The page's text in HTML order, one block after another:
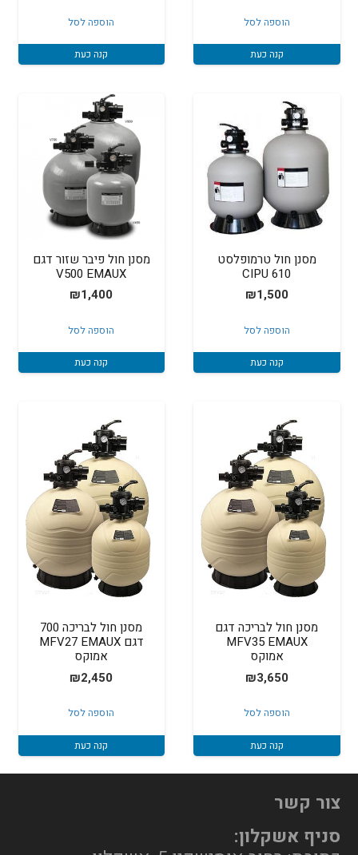
הוספה לסל
קנה כעת
הוספה לסל
קנה כעת
מסנן חול טרמופלסט
610 CIPU
₪1,500
הוספה לסל
קנה כעת
מסנן חול פיבר שזור דגם
V500 EMAUX
₪1,400
הוספה לסל
קנה כעת
מסנן חול לבריכה דגם
MFV35 EMAUX
אמוקס
₪3,650
הוספה לסל
קנה כעת
מסנן חול לבריכה 700
דגם MFV27 EMAUX
אמוקס
₪2,450
הוספה לסל
קנה כעת
צור קשר
סניף אשקלון: